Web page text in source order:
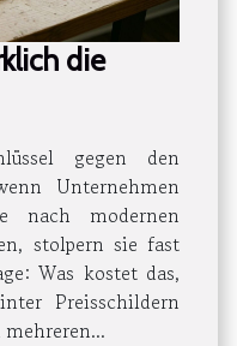
die
gegen den
Unternehmen
nach modernen
stolpern sie fast
Was kostet das,
Preisschildern